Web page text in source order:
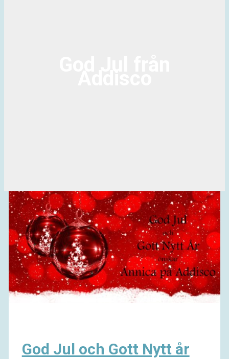
God Jul och Gott Nytt år